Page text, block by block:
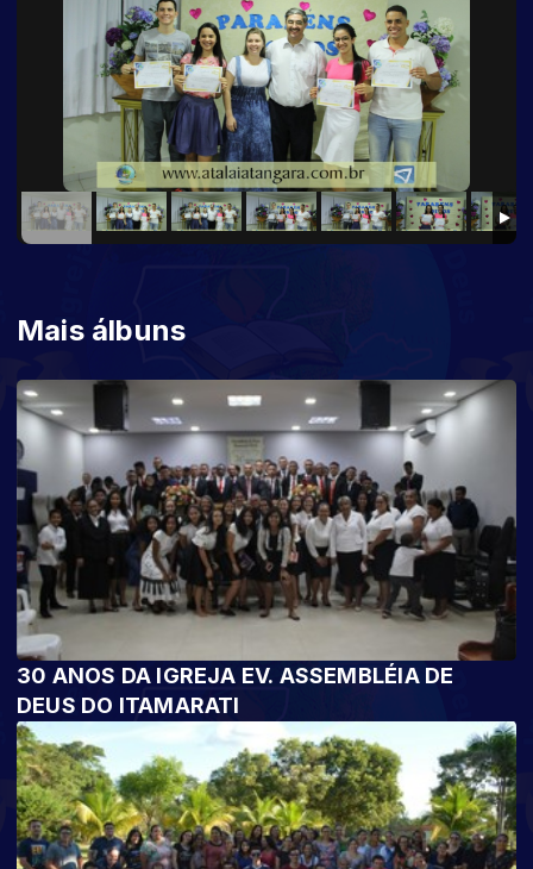
Mais álbuns
30 ANOS DA IGREJA EV. ASSEMBLÉIA DE
DEUS DO ITAMARATI